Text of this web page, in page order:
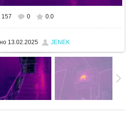
размере 1280x960
157 0 0.0
13.02.2025 JENEK